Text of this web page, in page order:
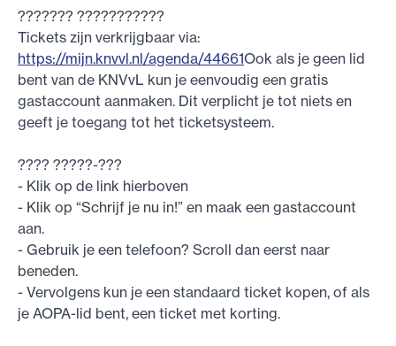
??????? ???????????
Tickets zijn verkrijgbaar via:
https://mijn.knvvl.nl/agenda/44661Ook als je geen lid
bent van de KNVvL kun je eenvoudig een gratis
gastaccount aanmaken. Dit verplicht je tot niets en
geeft je toegang tot het ticketsysteem.
???? ?????-???
- Klik op de link hierboven
- Klik op “Schrijf je nu in!” en maak een gastaccount
aan.
- Gebruik je een telefoon? Scroll dan eerst naar
beneden.
- Vervolgens kun je een standaard ticket kopen, of als
je AOPA-lid bent, een ticket met korting.